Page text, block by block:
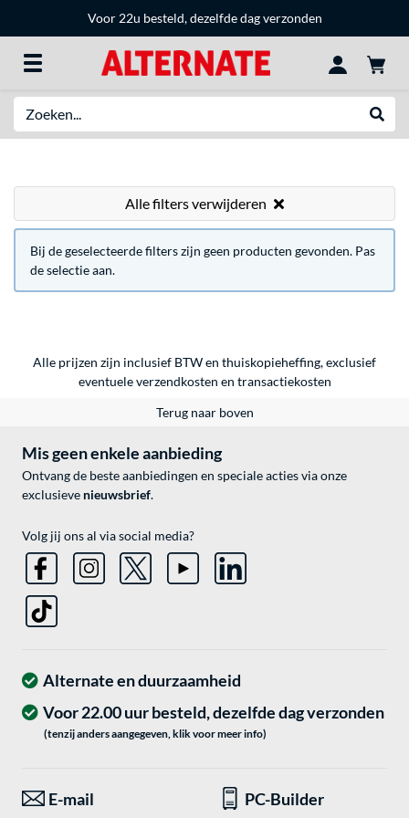
Voor 22u besteld, dezelfde dag verzonden
Alle filters verwijderen
Bij de geselecteerde filters zijn geen producten gevonden. Pas
de selectie aan.
Alle prijzen zijn inclusief BTW en thuiskopieheffing, exclusief
eventueleverzendkosten en transactiekosten
Terug naar boven
Mis geen enkele aanbieding
Ontvang de beste aanbiedingen en speciale acties via onze
exclusieve nieuwsbrief.
Volg jij ons al via social media?
Alternate en duurzaamheid
Voor 22.00 uur besteld, dezelfde dag verzonden
(tenzij anders aangegeven, klik voor meer info)
E-mail PC-Builder